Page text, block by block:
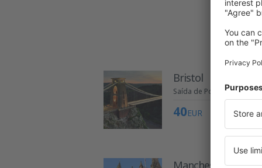
Bristol
Saída de Porto
40EUR
Manchester